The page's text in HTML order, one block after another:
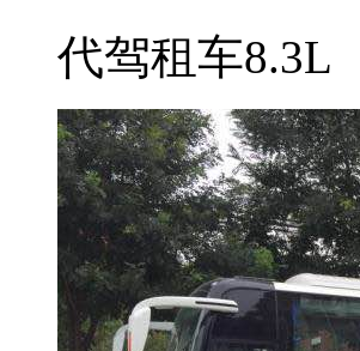
代驾租车8.3L